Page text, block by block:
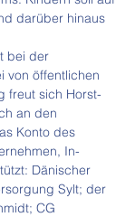
darüber hinaus
bei der
von öffentlichen
freut sich Horst-
an den
Konto des
In-
Dänischer
Sylt; der
CG